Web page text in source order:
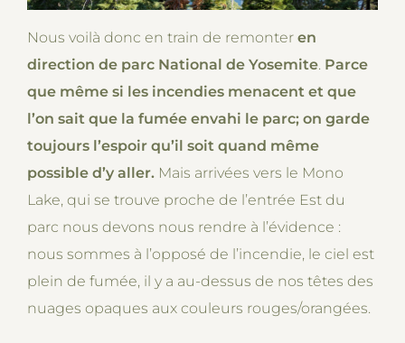
Nous voilà donc en train de remonter en
direction de parc National de Yosemite. Parce
que même si les incendies menacent et que
l’on sait que la fumée envahi le parc; on garde
toujours l’espoir qu’il soit quand même
possible d’y aller. Mais arrivées vers le Mono
Lake, qui se trouve proche de l’entrée Est du
parc nous devons nous rendre à l’évidence :
nous sommes à l’opposé de l’incendie, le ciel est
plein de fumée, il y a au-dessus de nos têtes des
nuages opaques aux couleurs rouges/orangées.